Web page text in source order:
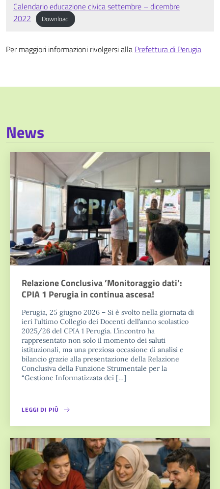
Calendario educazione civica settembre – dicembre
2022
Download
Per maggiori informazioni rivolgersi alla Prefettura di Perugia
News
Relazione Conclusiva ’Monitoraggio dati’:
CPIA 1 Perugia in continua ascesa!
Perugia, 25 giugno 2026 – Si è svolto nella giornata di
ieri l’ultimo Collegio dei Docenti dell’anno scolastico
2025/26 del CPIA 1 Perugia. L’incontro ha
rappresentato non solo il momento dei saluti
istituzionali, ma una preziosa occasione di analisi e
bilancio grazie alla presentazione della Relazione
Conclusiva della Funzione Strumentale per la
“Gestione Informatizzata dei […]
LEGGI DI PIÙ